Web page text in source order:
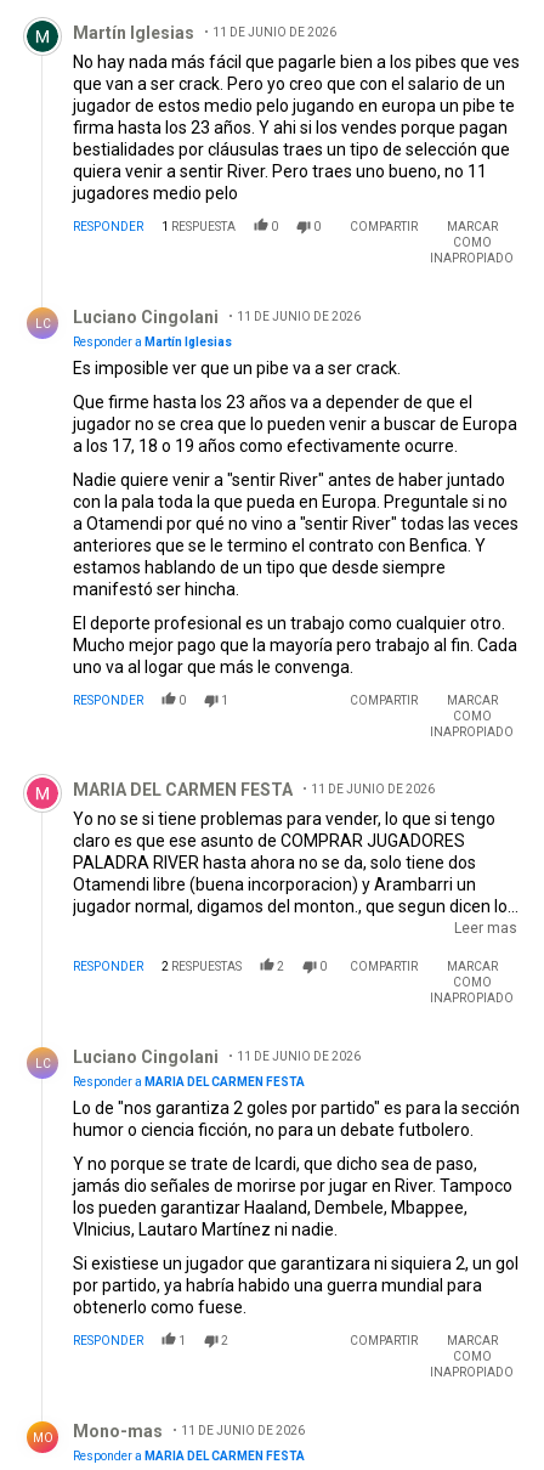
Comentario de Martín Iglesias.
Martín Iglesias 11 DE JUNIO DE 2026
No hay nada más fácil que pagarle bien a los pibes que ves
que van a ser crack. Pero yo creo que con el salario de un
jugador de estos medio pelo jugando en europa un pibe te
firma hasta los 23 años. Y ahi si los vendes porque pagan
bestialidades por cláusulas traes un tipo de selección que
quiera venir a sentir River. Pero traes uno bueno, no 11
jugadores medio pelo
RESPONDER 1 RESPUESTA 0 0 COMPARTIR
MARCAR
COMO
INAPROPIADO
LC Luciano Cingolani
11 DE JUNIO DE 2026
Responder a Martín Iglesias
Es imposible ver que un pibe va a ser crack.
Que firme hasta los 23 años va a depender de que el
jugador no se crea que lo pueden venir a buscar de Europa
a los 17, 18 o 19 años como efectivamente ocurre.
Nadie quiere venir a "sentir River" antes de haber juntado
con la pala toda la que pueda en Europa. Preguntale si no
a Otamendi por qué no vino a "sentir River" todas las veces
anteriores que se le termino el contrato con Benfica. Y
estamos hablando de un tipo que desde siempre
manifestó ser hincha.
El deporte profesional es un trabajo como cualquier otro.
Mucho mejor pago que la mayoría pero trabajo al fin. Cada
uno va al logar que más le convenga.
RESPONDER 0 1 COMPARTIR
MARCAR
COMO
INAPROPIADO
Comentario de MARIA DEL CARMEN FESTA.
MARIA DEL CARMEN FESTA 11 DE JUNIO DE 2026
Yo no se si tiene problemas para vender, lo que si tengo
claro es que ese asunto de COMPRAR JUGADORES
PALADRA RIVER hasta ahora no se da, solo tiene dos
Otamendi libre (buena incorporacion) y Arambarri un
jugador normal, digamos del monton., que segun dicen los
que saben juega poco por las lesiones. Segun dicen un
Coudet no le interesa y ese jugador nos garantiza 2 goles
por partido y van por Gio Simeone que es un pecho frio
mundial, corrio, corrio, corrio y NADA MAS, NI UN PASE
BIEN PUESTO, pero RIVER LO QUIERE COMPRAR..
Seguimos como siempñre CUANDO RIVER INICIA LA
TEMPORADA no estan todos los jugadores que tienen que
una semana antes del inicio del campeonato y seguro
totalmente fuera de estado fisico y para que debuten
tenemos que esperar por lo menos un mes. TODO IGUAL
QUE SIEMPRE, NADA CAMBIO,, di Carlo es ni mas ni menos
que la continuidad de BRITOS uno de los peores
presidentes de la historia del club
Leer mas
RESPONDER 2 RESPUESTAS 2 0 COMPARTIR
MARCAR
COMO
INAPROPIADO
LC Luciano Cingolani
11 DE JUNIO DE 2026
Responder a MARIA DEL CARMEN FESTA
Lo de "nos garantiza 2 goles por partido" es para la sección
humor o ciencia ficción, no para un debate futbolero.
Y no porque se trate de Icardi, que dicho sea de paso,
jamás dio señales de morirse por jugar en River. Tampoco
los pueden garantizar Haaland, Dembele, Mbappee,
VInicius, Lautaro Martínez ni nadie.
Si existiese un jugador que garantizara ni siquiera 2, un gol
por partido, ya habría habido una guerra mundial para
obtenerlo como fuese.
RESPONDER 1 2 COMPARTIR
MARCAR
COMO
INAPROPIADO
MO Mono-mas
11 DE JUNIO DE 2026
Responder a MARIA DEL CARMEN FESTA